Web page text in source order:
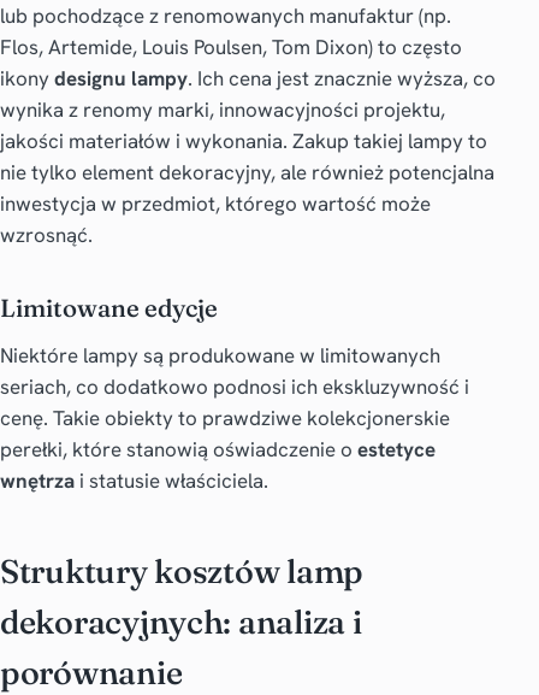
lub pochodzące z renomowanych manufaktur (np.
Flos, Artemide, Louis Poulsen, Tom Dixon) to często
ikonydesignu lampy. Ich cena jest znacznie wyższa, co
wynika z renomy marki, innowacyjności projektu,
jakości materiałów i wykonania. Zakup takiej lampy to
nie tylko element dekoracyjny, ale również potencjalna
inwestycja w przedmiot, którego wartość może
wzrosnąć.
Limitowane edycje
Niektóre lampy są produkowane w limitowanych
seriach, co dodatkowo podnosi ich ekskluzywność i
cenę. Takie obiekty to prawdziwe kolekcjonerskie
perełki, które stanowią oświadczenie o estetyce
wnętrza i statusie właściciela.
Struktury kosztów lamp
dekoracyjnych: analiza i
porównanie